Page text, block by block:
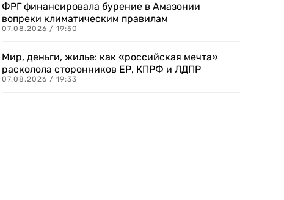
ФРГ финансировала бурение в Амазонии
вопреки климатическим правилам
07.08.2026 / 19:50
Мир, деньги, жилье: как «российская мечта»
расколола сторонников ЕР, КПРФ и ЛДПР
07.08.2026 / 19:33